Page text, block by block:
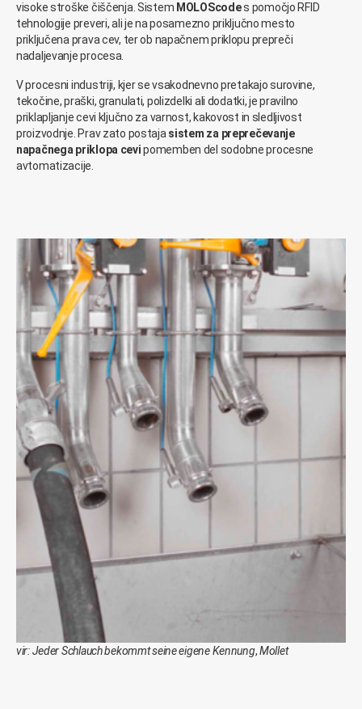
visoke stroške čiščenja. Sistem MOLOScodes pomočjo RFID
tehnologije preveri, ali je na posamezno priključno mesto
priključena prava cev, ter ob napačnem priklopu prepreči
nadaljevanje procesa.
V procesni industriji, kjer se vsakodnevno pretakajo surovine,
tekočine, praški, granulati, polizdelki ali dodatki, je pravilno
priklapljanje cevi ključno za varnost, kakovost in sledljivost
proizvodnje. Prav zato postaja sistem za preprečevanje
napačnega priklopa cevipomemben del sodobne procesne
avtomatizacije.
vir: Jeder Schlauch bekommt seine eigene Kennung,Mollet